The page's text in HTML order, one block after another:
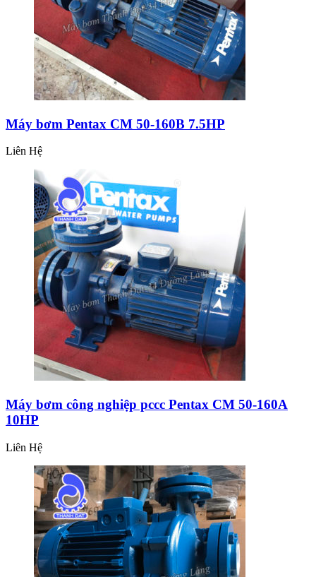
Máy bơm Pentax CM 50-160B 7.5HP
Liên Hệ
Máy bơm công nghiệp pccc Pentax CM 50-160A
10HP
Liên Hệ